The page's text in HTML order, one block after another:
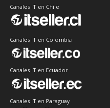
Canales IT en Chile
Canales IT en Colombia
Canales IT en Ecuador
Canales IT en Paraguay